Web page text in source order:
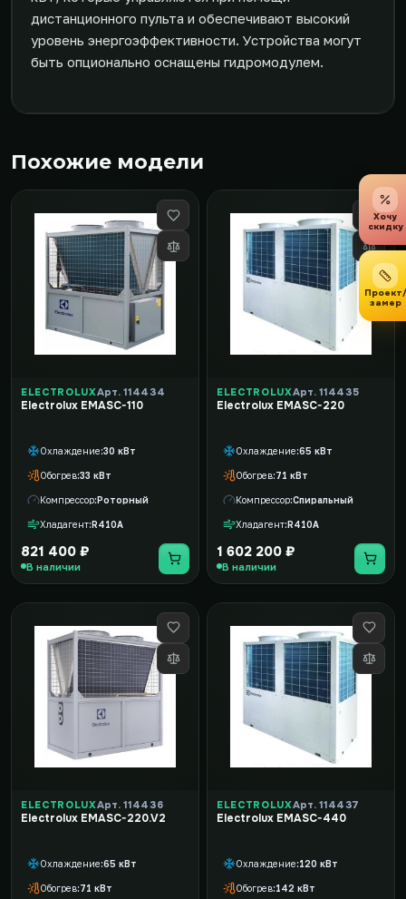
дистанционного пульта и обеспечивают высокий
уровень энергоэффективности. Устройства могут
быть опционально оснащены гидромодулем.
Похожие модели
ELECTROLUXАрт. 114434
Electrolux EMASC-110
Охлаждение 30 кВт
Обогрев 33 кВт
Компрессор Роторный
Хладагент R410A
821 400 ₽
В наличии
ELECTROLUXАрт. 114435
Electrolux EMASC-220
Охлаждение 65 кВт
Обогрев 71 кВт
Компрессор Спиральный
Хладагент R410A
1 602 200 ₽
В наличии
ELECTROLUXАрт. 114436
Electrolux EMASC-220.V2
Охлаждение 65 кВт
Обогрев 71 кВт
ELECTROLUXАрт. 114437
Electrolux EMASC-440
Охлаждение 120 кВт
Обогрев 142 кВт
Хочу
скидку
Проект/
замер